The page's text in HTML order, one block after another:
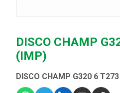
DISCO CHAMP
(IMP)
DISCO CHAMP G320 6